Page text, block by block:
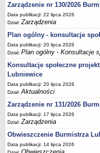
Zarządzenia Burmistrza
Ogłoszenia Burmistrza
Opłaty i podatki
Zagospodarowanie
Programy i inne zamierzenia
Taryfy dla zbiorowego
odprowadzania ścieków
Raport o stanie gminy
Zabytki gminne
PLANY, STUDIUM UWARUNKOWAŃ
PRZESTRZENNEGO
Zagospodarowanie
0_Studium
Zarządzenie nr 130/2026
Data publikacji: 22 lipca 2026
Dział:Zarządzenia
Plan ogólny - konsultacje
Data publikacji: 20 lipca 2026
Dział:Plan ogólny - Konsultacje
Konsultacje społeczne
Lubniewice
Data publikacji: 20 lipca 2026
Dział:Aktualności
Zarządzenie nr 131/2026
Data publikacji: 17 lipca 2026
Dział:Zarządzenia
Obwieszczenie Burmistrza
Data publikacji: 14 lipca 2026